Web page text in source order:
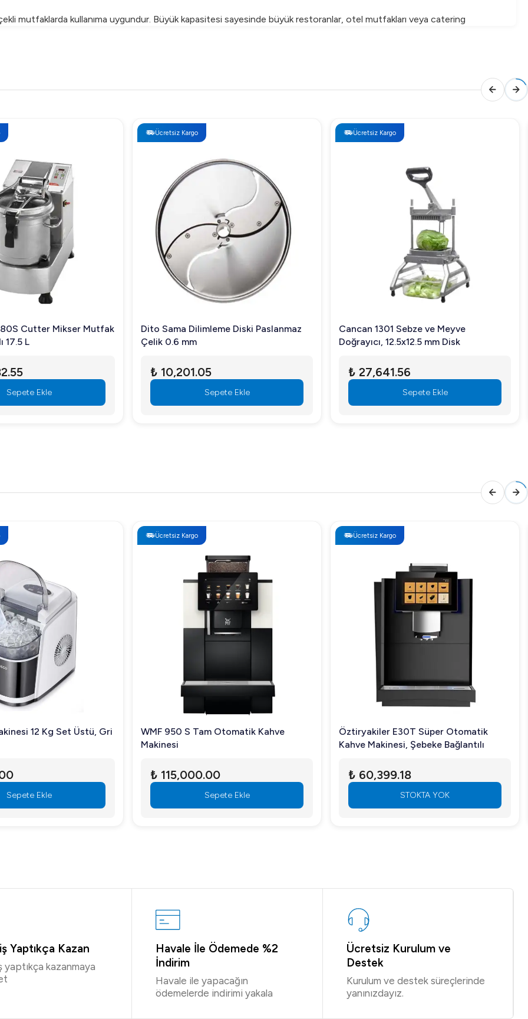
mutfaklarda kullanıma uygundur. Büyük kapasitesi sayesinde büyük restoranlar, otel mutfakları veya catering
tüketimi ile maliyetleri azaltır.
kolayca temizleyebilirsiniz.
ömrünü uzatacaktır.
da daha konforlu bir çalışma ortamı sağlar.
ve üstün performansı ile endüstriyel mutfaklarda verimliliği artırmanıza yardımcı olur. Gelişmiş teknolojisi ve kullanıcı
Cutter Mikser Mutfak
17.5 L
Sepete Ekle
Ücretsiz Kargo
Dito Sama Dilimleme Diski Paslanmaz
Çelik 0.6 mm
₺ 10,201.05
Sepete Ekle
Ücretsiz Kargo
Cancan 1301 Sebze ve Meyve
Doğrayıcı, 12.5x12.5 mm Disk
₺ 27,641.56
Sepete Ekle
12 Kg Set Üstü, Gri
Sepete Ekle
Ücretsiz Kargo
WMF 950 S Tam Otomatik Kahve
Makinesi
₺ 115,000.00
Sepete Ekle
Ücretsiz Kargo
Öztiryakiler E30T Süper Otomatik
Kahve Makinesi, Şebeke Bağlantılı
₺ 60,399.18
STOKTA YOK
Yaptıkça Kazan
yaptıkça kazanmaya
Havale İle Ödemede %2
İndirim
Havale ile yapacağın
ödemelerde indirimi yakala
Ücretsiz Kurulum ve
Destek
Kurulum ve destek süreçlerinde
yanınızdayız.